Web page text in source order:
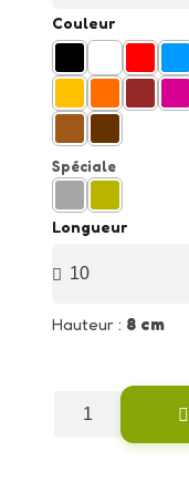
Couleur
Spéciale
Longueur
Hauteur : 8 cm